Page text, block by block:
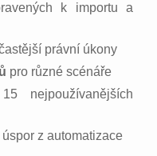
k importu a
právní úkony
pro různé scénáře
nejpoužívanějších
z automatizace